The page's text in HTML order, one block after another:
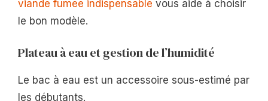
viande fumee indispensable vous aide à choisir
le bon modèle.
Plateau à eau et gestion de l’humidité
Le bac à eau est un accessoire sous-estimé par
les débutants.